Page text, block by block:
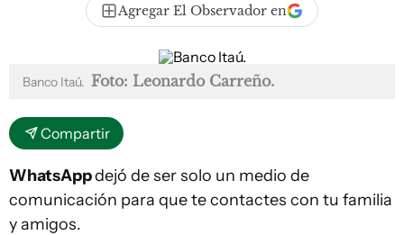
Agregar El Observador en
Banco Itaú. Foto: Leonardo Carreño.
Compartir
WhatsAppdejó de ser solo un medio de
comunicación para que te contactes con tu familia
y amigos.